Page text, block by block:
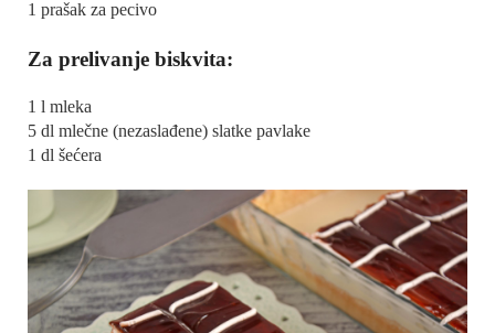
1 prašak za pecivo
Za prelivanje biskvita:
1 l mleka
5 dl mlečne (nezaslađene) slatke pavlake
1 dl šećera